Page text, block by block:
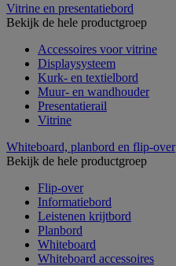
Vitrine en presentatiebord
Bekijk de hele productgroep
Accessoires voor vitrine
Displaysysteem
Kurk- en textielbord
Muur- en wandhouder
Presentatierail
Vitrine
Whiteboard, planbord en flip-over
Bekijk de hele productgroep
Flip-over
Informatiebord
Leistenen krijtbord
Planbord
Whiteboard
Whiteboard accessoires